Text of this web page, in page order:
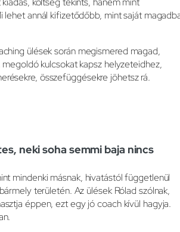
annál kifizetődőbb, mint saját
ülések során megismered magad,
kulcsokat kapsz helyzeteidhez,
összefüggésekre jöhetsz rá.
neki soha semmi baja nincs
mindenki másnak, hivatástól függetlenül
területén. Az ülések Rólad szólnak,
éppen, ezt egy jó coach kívül hagyja.